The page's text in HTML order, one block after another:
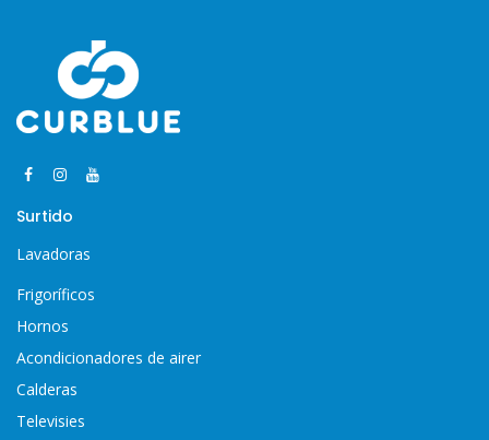
Surtido
Lavadoras
Frigoríficos
Hornos
Acondicionadores de airer
Calderas
Televisies